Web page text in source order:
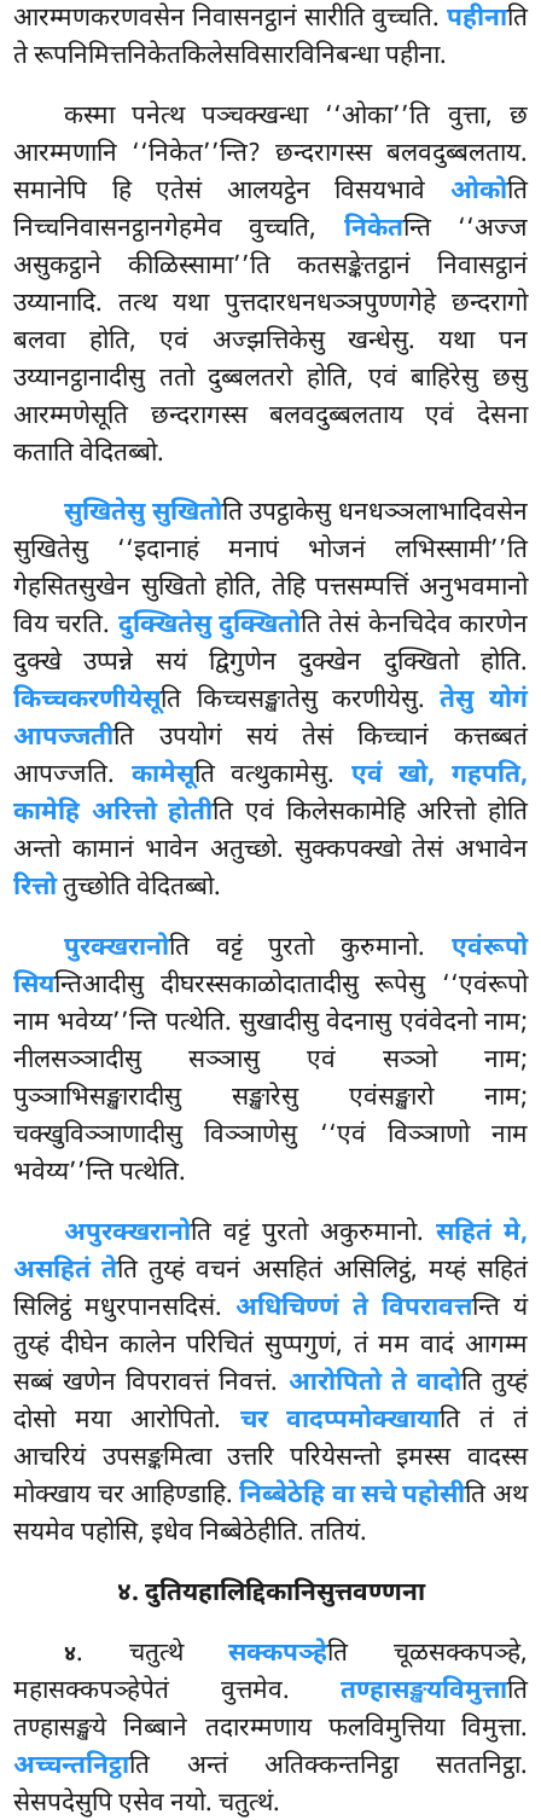
आरम्मणकरणवसेन निवासनट्ठानं सारीति वुच्चति. पहीनाति
ते रूपनिमित्तनिकेतकिलेसविसारविनिबन्धा पहीना.
कस्मा पनेत्थ पञ्चक्खन्धा ‘‘ओका’’ति वुत्ता, छ
आरम्मणानि ‘‘निकेत’’न्ति? छन्दरागस्स बलवदुब्बलताय.
समानेपि हि एतेसं आलयट्ठेन विसयभावे ओकोति
निच्चनिवासनट्ठानगेहमेव वुच्चति, निकेतन्ति ‘‘अज्ज
असुकट्ठाने कीळिस्सामा’’ति कतसङ्केतट्ठानं निवासट्ठानं
उय्यानादि. तत्थ यथा पुत्तदारधनधञ्ञपुण्णगेहे छन्दरागो
बलवा होति, एवं अज्झत्तिकेसु खन्धेसु. यथा पन
उय्यानट्ठानादीसु ततो दुब्बलतरो होति, एवं बाहिरेसु छसु
आरम्मणेसूति छन्दरागस्स बलवदुब्बलताय एवं देसना
कताति वेदितब्बो.
सुखितेसु सुखितोति उपट्ठाकेसु धनधञ्ञलाभादिवसेन
सुखितेसु ‘‘इदानाहं मनापं भोजनं लभिस्सामी’’ति
गेहसितसुखेन सुखितो होति, तेहि पत्तसम्पत्तिं अनुभवमानो
विय चरति. दुक्खितेसु दुक्खितोति तेसं केनचिदेव कारणेन
दुक्खे उप्पन्ने सयं द्विगुणेन दुक्खेन दुक्खितो होति.
किच्चकरणीयेसूति किच्चसङ्खातेसु करणीयेसु.तेसु योगं
आपज्जतीति उपयोगं सयं तेसं किच्चानं कत्तब्बतं
आपज्जति. कामेसूति वत्थुकामेसु. एवं खो, गहपति,
कामेहि अरित्तो होतीति एवं किलेसकामेहि अरित्तो होति
अन्तो कामानं भावेन अतुच्छो. सुक्कपक्खो तेसं अभावेन
रित्तोतुच्छोति वेदितब्बो.
पुरक्खरानोति वट्टं पुरतो कुरुमानो. एवंरूपो
सियन्तिआदीसु दीघरस्सकाळोदातादीसु रूपेसु ‘‘एवंरूपो
नाम भवेय्य’’न्ति पत्थेति. सुखादीसु वेदनासु एवंवेदनो नाम;
नीलसञ्ञादीसु सञ्ञासु एवं सञ्ञो नाम;
पुञ्ञाभिसङ्खारादीसु सङ्खारेसु एवंसङ्खारो नाम;
चक्खुविञ्ञाणादीसुविञ्ञाणेसु ‘‘एवं विञ्ञाणो नाम
भवेय्य’’न्ति पत्थेति.
अपुरक्खरानोति वट्टं पुरतो अकुरुमानो. सहितं मे,
असहितं तेति तुय्हं वचनं असहितं असिलिट्ठं, मय्हं सहितं
सिलिट्ठं मधुरपानसदिसं.अधिचिण्णं ते विपरावत्तन्ति यं
तुय्हं दीघेन कालेन परिचितं सुप्पगुणं, तं मम वादं आगम्म
सब्बं खणेन विपरावत्तं निवत्तं. आरोपितो ते वादोति तुय्हं
दोसो मया आरोपितो. चर वादप्पमोक्खायाति तं तं
आचरियं उपसङ्कमित्वा उत्तरि परियेसन्तो इमस्स वादस्स
मोक्खाय चर आहिण्डाहि.निब्बेठेहि वा सचे पहोसीति अथ
सयमेव पहोसि, इधेव निब्बेठेहीति. ततियं.
४. दुतियहालिद्दिकानिसुत्तवण्णना
४. चतुत्थेसक्कपञ्हेति चूळसक्कपञ्हे,
महासक्कपञ्हेपेतं वुत्तमेव. तण्हासङ्खयविमुत्ताति
तण्हासङ्खये निब्बाने तदारम्मणाय फलविमुत्तिया विमुत्ता.
अच्चन्तनिट्ठाति अन्तं अतिक्कन्तनिट्ठा सततनिट्ठा.
सेसपदेसुपि एसेव नयो. चतुत्थं.